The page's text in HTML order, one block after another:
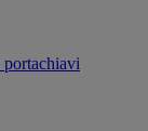
portachiavi